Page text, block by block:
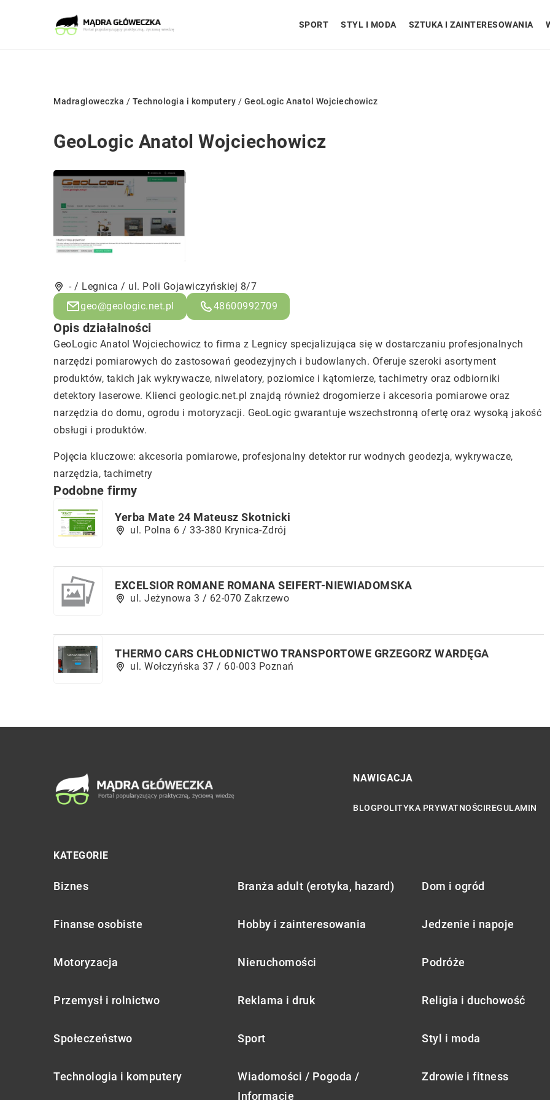
SPORT STYL I MODA SZTUKA I ZAINTERESOWANIA
Madragloweczka / Technologia i komputery / GeoLogic Anatol Wojciechowicz
GeoLogic Anatol Wojciechowicz
- / Legnica / ul. Poli Gojawiczyńskiej 8/7
geo@geologic.net.pl
48600992709
Opis działalności
GeoLogic Anatol Wojciechowicz to firma z Legnicy specjalizująca się w dostarczaniu profesjonalnych
narzędzi pomiarowych do zastosowań geodezyjnych i budowlanych. Oferuje szeroki asortyment
produktów, takich jak wykrywacze, niwelatory, poziomice i kątomierze, tachimetry oraz odbiorniki
detektory laserowe. Klienci geologic.net.pl znajdą również drogomierze i akcesoria pomiarowe oraz
narzędzia do domu, ogrodu i motoryzacji. GeoLogic gwarantuje wszechstronną ofertę oraz wysoką jakość
obsługi i produktów.
Pojęcia kluczowe: akcesoria pomiarowe, profesjonalny detektor rur wodnych geodezja, wykrywacze,
narzędzia, tachimetry
Podobne firmy
Yerba Mate 24 Mateusz Skotnicki
ul. Polna 6 / 33-380 Krynica-Zdrój
EXCELSIOR ROMANE ROMANA SEIFERT-NIEWIADOMSKA
ul. Jeżynowa 3 / 62-070 Zakrzewo
THERMO CARS CHŁODNICTWO TRANSPORTOWE GRZEGORZ WARDĘGA
ul. Wołczyńska 37 / 60-003 Poznań
NAWIGACJA
BLOGPOLITYKA PRYWATNOŚCIREGULAMIN
KATEGORIE
Biznes Branża adult (erotyka, hazard) Dom i ogród
Finanse osobiste Hobby i zainteresowania Jedzenie i napoje
Motoryzacja Nieruchomości Podróże
Przemysł i rolnictwo Reklama i druk Religia i duchowość
Społeczeństwo Sport Styl i moda
Technologia i komputery
Wiadomości / Pogoda /
Informacje
Zdrowie i fitness